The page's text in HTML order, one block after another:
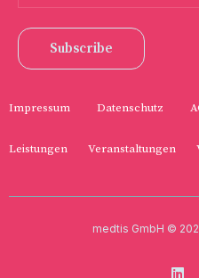
Subscribe
Impressum Datenschutz
Leistungen Veranstaltungen
medtis GmbH ©